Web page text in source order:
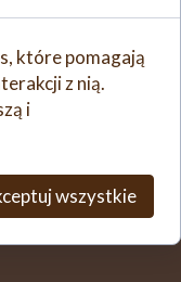
które pomagają
z nią.
i
wszystkie